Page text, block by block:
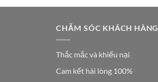
CHĂM SÓC KHÁCH HÀNG
Thắc mắc và khiếu nại
Cam kết hài lòng 100%